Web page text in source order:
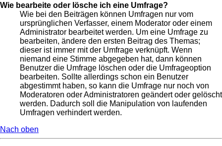
Wie bearbeite oder lösche ich eine Umfrage?
Wie bei den Beiträgen können Umfragen nur vom
ursprünglichen Verfasser, einem Moderator oder einem
Administrator bearbeitet werden. Um eine Umfrage zu
bearbeiten, ändere den ersten Beitrag des Themas;
dieser ist immer mit der Umfrage verknüpft. Wenn
niemand eine Stimme abgegeben hat, dann können
Benutzer die Umfrage löschen oder die Umfrageoption
bearbeiten. Sollte allerdings schon ein Benutzer
abgestimmt haben, so kann die Umfrage nur noch von
Moderatoren oder Administratoren geändert oder gelöscht
werden. Dadurch soll die Manipulation von laufenden
Umfragen verhindert werden.
Nach oben